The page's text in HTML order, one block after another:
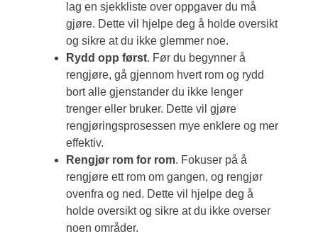
lag en sjekkliste over oppgaver du må
gjøre. Dette vil hjelpe deg å holde oversikt
og sikre at du ikke glemmer noe.
Rydd opp først. Før du begynner å
rengjøre, gå gjennom hvert rom og rydd
bort alle gjenstander du ikke lenger
trenger eller bruker. Dette vil gjøre
rengjøringsprosessen mye enklere og mer
effektiv.
Rengjør rom for rom. Fokuser på å
rengjøre ett rom om gangen, og rengjør
ovenfra og ned. Dette vil hjelpe deg å
holde oversikt og sikre at du ikke overser
noen områder.